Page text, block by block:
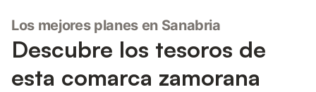
Los mejores planes en Sanabria
Descubre los tesoros de
esta comarca zamorana